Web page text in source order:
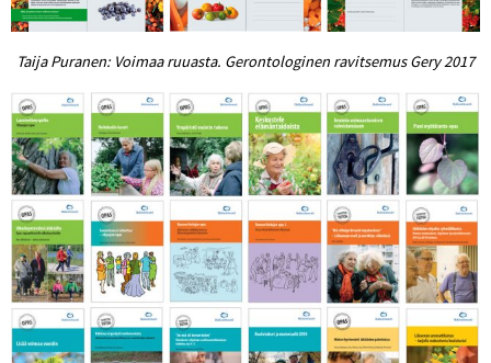
Taija Puranen: Voimaa ruuasta. Gerontologinen ravitsemus Gery 2017